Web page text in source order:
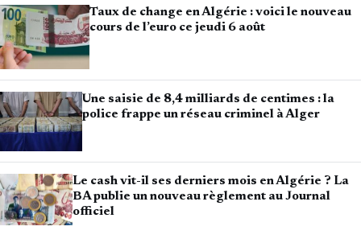
Taux de change en Algérie : voici le nouveau
cours de l’euro ce jeudi 6 août
Une saisie de 8,4 milliards de centimes : la
police frappe un réseau criminel à Alger
Le cash vit-il ses derniers mois en Algérie ? La
BA publie un nouveau règlement au Journal
officiel